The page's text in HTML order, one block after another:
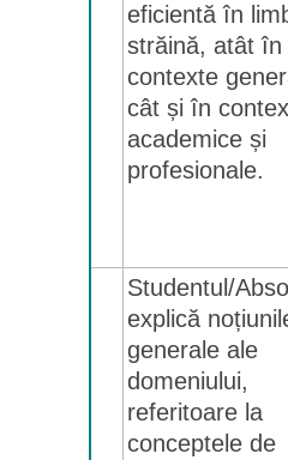
eficientă în
străină, atât în
contexte
cât și în
academice și
profesionale.
Studentul/
explică
generale ale
domeniului,
referitoare la
conceptele de